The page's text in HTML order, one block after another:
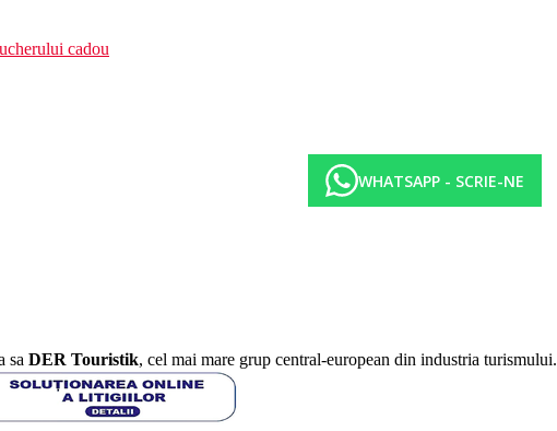
cadou
WHATSAPP - SCRIE-NE
sa DER Touristik, cel mai mare grup central-european din industria turismului.